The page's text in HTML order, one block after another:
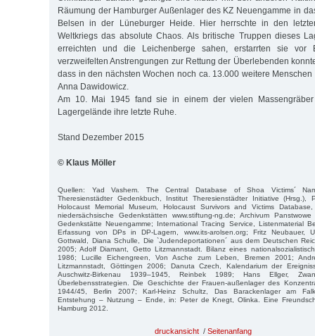
Räumung der Hamburger Außenlager des KZ Neuengamme in
Belsen in der Lüneburger Heide. Hier herrschte in den
Weltkriegs das absolute Chaos. Als britische Truppen dieses
erreichten und die Leichenberge sahen, erstarrten sie vor
verzweifelten Anstrengungen zur Rettung der Überlebenden
dass in den nächsten Wochen noch ca. 13.000 weitere
Anna Dawidowicz.
Am 10. Mai 1945 fand sie in einem der vielen
Lagergelände ihre letzte Ruhe.
Stand Dezember 2015
© Klaus Möller
Quellen: Yad Vashem. The Central Database of Shoa Victims´
Theresienstädter Gedenkbuch, Institut Theresienstädter Initiative
Holocaust Memorial Museum, Holocaust Survivors and Victims Database,
niedersächsische Gedenkstätten www.stiftung-ng.de; Archivum
Gedenkstätte Neuengamme; International Tracing Service, Listenmaterial
Erfassung von DPs in DP-Lagern, www.its-arolsen.org; Fritz Neubauer,
Gottwald, Diana Schulle, Die `Judendeportationen´ aus dem Deutschen
2005; Adolf Diamant, Getto Litzmannstadt. Bilanz eines
1986; Lucille Eichengreen, Von Asche zum Leben, Bremen 2001;
Litzmannstadt, Göttingen 2006; Danuta Czech, Kalendarium der
Auschwitz-Birkenau 1939–1945, Reinbek 1989; Hans Ellger,
Überlebensstrategien. Die Geschichte der Frauen-außenlager des
1944/45, Berlin 2007; Karl-Heinz Schultz, Das Barackenlager am
Entstehung – Nutzung – Ende, in: Peter de Knegt, Olinka. Eine
Hamburg 2012.
druckansicht / Seitenanfang